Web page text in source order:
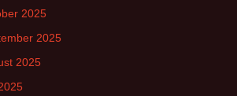
2025
2025
2025